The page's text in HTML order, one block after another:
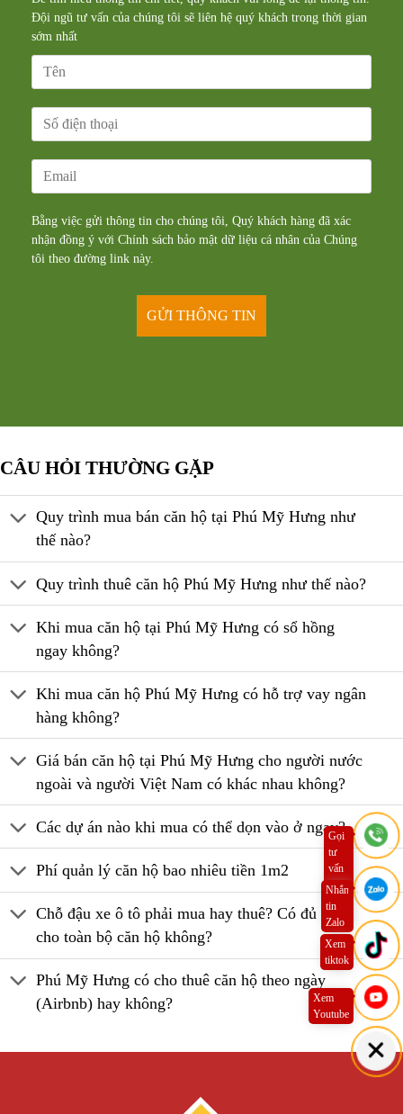
Đội ngũ tư vấn của chúng tôi sẽ liên hệ quý khách trong thời gian
sớm nhất
Bằng việc gửi thông tin cho chúng tôi, Quý khách hàng đã xác
nhận đồng ý với Chính sách bảo mật dữ liệu cá nhân của Chúng
tôi theo đường link này.
CÂU HỎI THƯỜNG GẶP
Quy trình mua bán căn hộ tại Phú Mỹ Hưng như
thế nào?
Quy trình thuê căn hộ Phú Mỹ Hưng như thế nào?
Khi mua căn hộ tại Phú Mỹ Hưng có sổ hồng
ngay không?
Khi mua căn hộ Phú Mỹ Hưng có hỗ trợ vay ngân
hàng không?
Giá bán căn hộ tại Phú Mỹ Hưng cho người nước
ngoài và người Việt Nam có khác nhau không?
Các dự án nào khi mua có thể dọn vào ở ngay?
Phí quản lý căn hộ bao nhiêu tiền 1m2
Chỗ đậu xe ô tô phải mua hay thuê? Có đủ chỗ
cho toàn bộ căn hộ không?
Phú Mỹ Hưng có cho thuê căn hộ theo ngày
(Airbnb) hay không?
Gọi
tư
vấn
ngay
Nhắn
tin
Zalo
Xem
tiktok
Xem
Youtube